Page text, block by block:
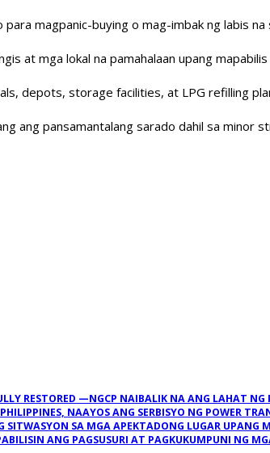
magpanic-buying o mag-imbak ng labis
at mga lokal na pamahalaan upang
depots, storage facilities, at LPG refilling
ang pansamantalang sarado dahil sa
RESTORED —NGCP NAIBALIK NA ANG LAHAT
NAAYOS ANG SERBISYO NG POWER
SA MGA APEKTADONG LUGAR
ANG PAGSUSURI AT PAGKUKUMPUNI NG